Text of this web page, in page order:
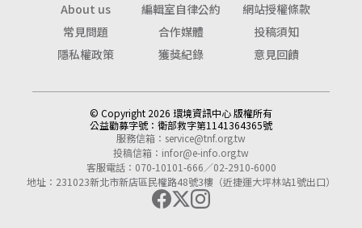
About us
編輯室自律公約
網站授權條款
常見問題
合作媒體
投稿須知
隱私權政策
獲獎紀錄 意見回饋
© Copyright 2026 環境資訊中心 版權所有
公益勸募字號： 衛部救字第1141364365號
服務信箱： service@tnf.org.tw
投稿信箱： infor@e-info.org.tw
客服電話：070-10101-666／02-2910-6000
地址：231023新北市新店區民權路48號3樓（近捷運大坪林站1號出口）